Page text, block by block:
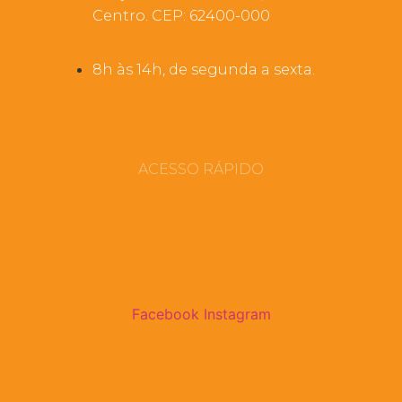
Centro. CEP: 62400-000
8h às 14h, de segunda a sexta.
ACESSO RÁPIDO
Facebook Instagram